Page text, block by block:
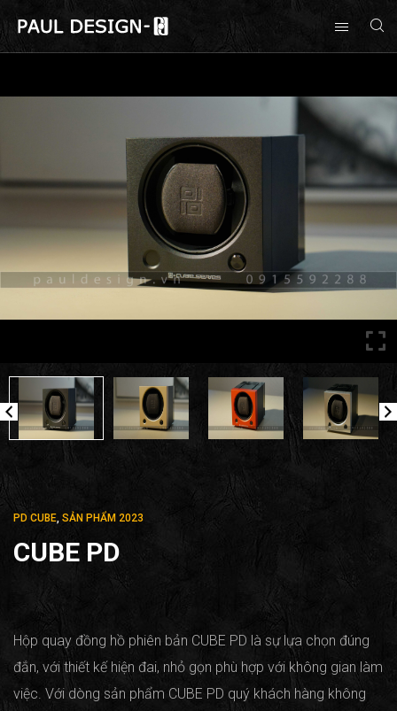
PD CUBE, SẢN PHẨM 2023
CUBE PD
Hộp quay đồng hồ phiên bản CUBE PD là sự lựa chọn đúng
đắn, với thiết kế hiện đai, nhỏ gọn phù hợp với không gian làm
việc. Với dòng sản phẩm CUBE PD quý khách hàng không